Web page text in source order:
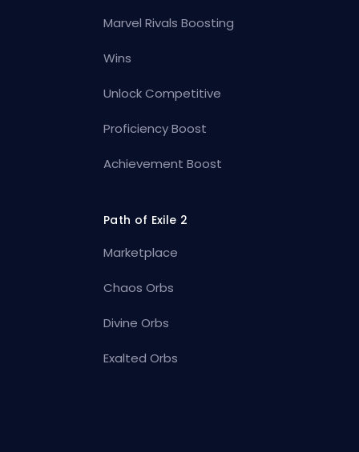
Marvel Rivals Boosting
Wins
Unlock Competitive
Proficiency Boost
Achievement Boost
Path of Exile 2
Marketplace
Chaos Orbs
Divine Orbs
Exalted Orbs